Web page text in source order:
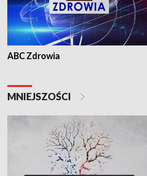
ABC Zdrowia
MNIEJSZOŚCI